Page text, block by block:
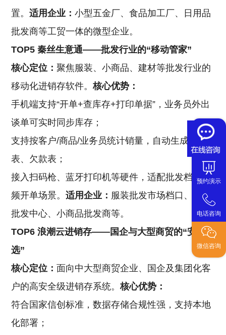
预约演示
电话咨询
微信咨询
置。适用企业：小型五金厂、食品加工厂、日用品
批发商等工贸一体的微型企业。
TOP5 秦丝生意通——批发行业的“移动管家”
核心定位：聚焦服装、小商品、建材等批发行业的
移动化进销存软件。核心优势：
手机端支持“开单+查库存+打印单据”，业务员外出
谈单可实时同步库存；
支持按客户/商品/业务员统计销量，自动生成利润
表、欠款表；
接入扫码枪、蓝牙打印机等硬件，适配批发档口高
频开单场景。适用企业： 服装批发市场档口、建材
批发中心、小商品批发商等。
TOP6 浪潮云进销存——国企与大型商贸的“安全之
选”
核心定位：面向中大型商贸企业、国企及集团化客
户的高安全级进销存系统。核心优势：
符合国家信创标准，数据存储合规性强，支持本地
化部署；